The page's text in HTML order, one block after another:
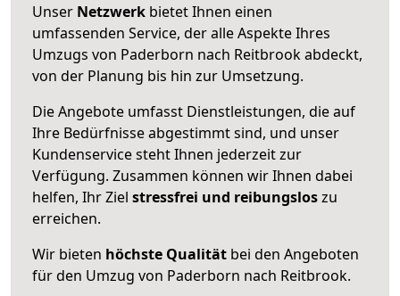
Unser Netzwerk bietet Ihnen einen
umfassenden Service, der alle Aspekte Ihres
Umzugs von Paderborn nach Reitbrook abdeckt,
von der Planung bis hin zur Umsetzung.
Die Angebote umfasst Dienstleistungen, die auf
Ihre Bedürfnisse abgestimmt sind, und unser
Kundenservice steht Ihnen jederzeit zur
Verfügung. Zusammen können wir Ihnen dabei
helfen, Ihr Ziel stressfrei und reibungsloszu
erreichen.
Wir bieten höchste Qualität bei den Angeboten
für den Umzug von Paderborn nach Reitbrook.